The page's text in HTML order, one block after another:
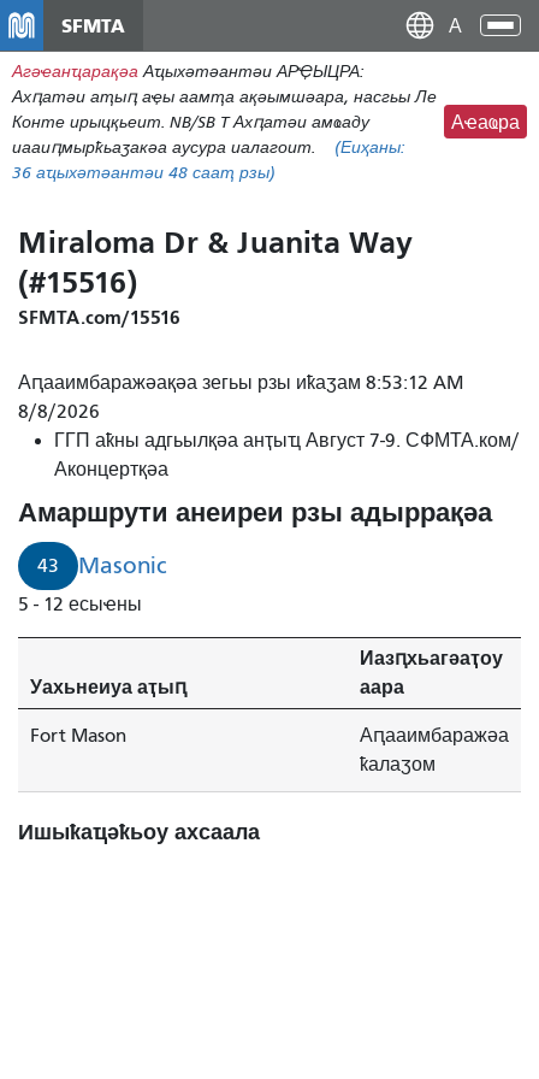
콘
텐
츠
로
건
뛰
SFMTA
Агәҽанҵарақәа Аҵыхәтәантәи АРҾЫЦРА:
Ахԥатәи аҭыԥ аҿы аамҭа ақәымшәара, насгьы Ле
Конте ирыцқьеит. NB/SB T Ахԥатәи амҩаду
иааиԥмырҟьаӡакәа аусура иалагоит.
(Еиҳаны:
36 аҵыхәтәантәи 48 сааҭ рзы)
Аҽаҩра
Miraloma Dr & Juanita Way
(#15516)
SFMTA.com/15516
Аԥааимбаражәақәа зегьы рзы иҟаӡам 8:53:12 AM
8/8/2026
ГГП аҟны адгьылқәа анҭыҵ Август 7-9. СФМТА.ком/
Аконцертқәа
Амаршрути анеиреи рзы адыррақәа
43 Masonic
5 - 12 есыҽны
Уахьнеиуа аҭыԥ
Иазԥхьагәаҭоу
аара
Fort Mason
Аԥааимбаражәа
ҟалаӡом
Ишыҟаҵәҟьоу ахсаала